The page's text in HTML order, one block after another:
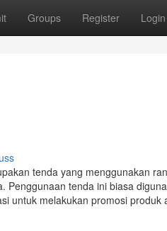
Groups Register Login
tenda yang menggunakan
Penggunaan tenda ini biasa
untuk melakukan promosi produk